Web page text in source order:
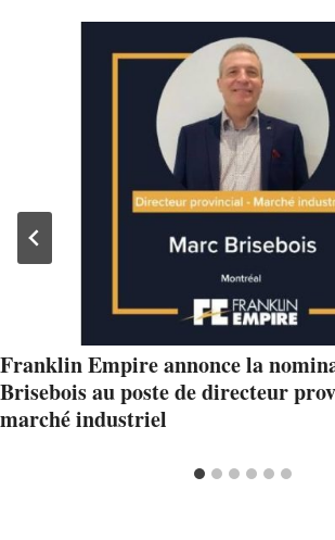
Franklin Empire annonce la
Brisebois au poste de directeur
marché industriel